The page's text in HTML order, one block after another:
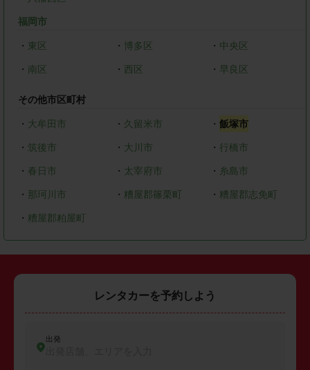
福岡市
・ 東区 ・ 博多区 ・ 中央区
・ 南区 ・ 西区 ・早良区
その他市区町村
・ 大牟田市 ・ 久留米市 ・飯塚市
・ 筑後市 ・ 大川市 ・行橋市
・ 春日市 ・ 太宰府市 ・ 糸島市
・ 那珂川市 ・ 糟屋郡篠栗町 ・ 糟屋郡志免町
・ 糟屋郡粕屋町
レンタカーを予約しよう
出発